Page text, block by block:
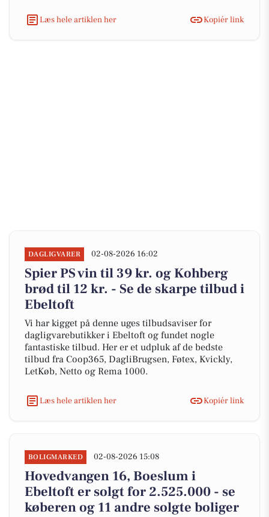
Læs hele artiklen her Kopiér link
DAGLIGVARER 02-08-2026 16:02
Spier PS vin til 39 kr. og Kohberg
brød til 12 kr. - Se de skarpe tilbud i
Ebeltoft
Vi har kigget på denne uges tilbudsaviser for
dagligvarebutikker i Ebeltoft og fundet nogle
fantastiske tilbud. Her er et udpluk af de bedste
tilbud fra Coop365, DagliBrugsen, Føtex, Kvickly,
LetKøb, Netto og Rema 1000.
Læs hele artiklen her Kopiér link
BOLIGMARKED 02-08-2026 15:08
Hovedvangen 16, Boeslum i
Ebeltoft er solgt for 2.525.000 - se
køberen og 11 andre solgte boliger